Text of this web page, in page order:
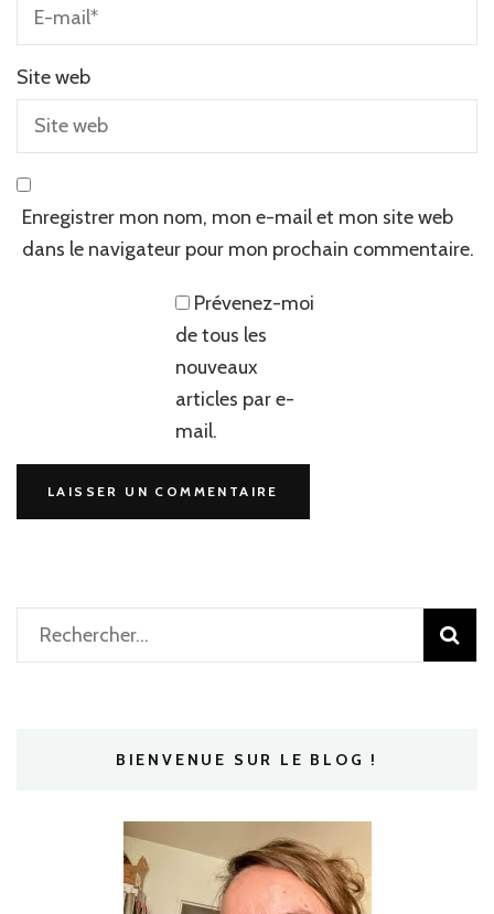
Site web
Enregistrer mon nom, mon e-mail et mon site web
dans le navigateur pour mon prochain commentaire.
Prévenez-moi
de tous les
nouveaux
articles par e-
mail.
Rechercher :
BIENVENUE SUR LE BLOG !